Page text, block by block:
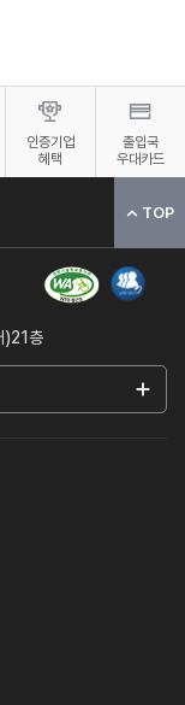
인증기업
혜택
출입국
우대카드
TOP
)21층